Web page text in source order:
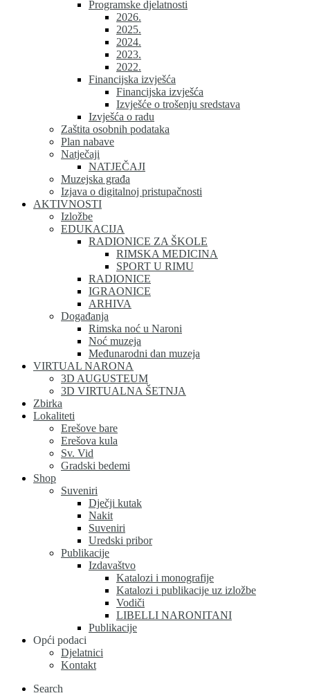
Programske djelatnosti
2026.
2025.
2024.
2023.
2022.
Financijska izvješća
Financijska izvješća
Izvješće o trošenju sredstava
Izvješća o radu
Zaštita osobnih podataka
Plan nabave
Natječaji
NATJEČAJI
Muzejska građa
Izjava o digitalnoj pristupačnosti
AKTIVNOSTI
Izložbe
EDUKACIJA
RADIONICE ZA ŠKOLE
RIMSKA MEDICINA
SPORT U RIMU
RADIONICE
IGRAONICE
ARHIVA
Događanja
Rimska noć u Naroni
Noć muzeja
Međunarodni dan muzeja
VIRTUAL NARONA
3D AUGUSTEUM
3D VIRTUALNA ŠETNJA
Zbirka
Lokaliteti
Erešove bare
Erešova kula
Sv. Vid
Gradski bedemi
Shop
Suveniri
Dječji kutak
Nakit
Suveniri
Uredski pribor
Publikacije
Izdavaštvo
Katalozi i monografije
Katalozi i publikacije uz izložbe
Vodiči
LIBELLI NARONITANI
Publikacije
Opći podaci
Djelatnici
Kontakt
Search